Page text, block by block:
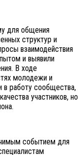
для общения
структур и
взаимодействия
и выявили
В ходе
молодежи и
в работу сообщества,
участников, но
событием для